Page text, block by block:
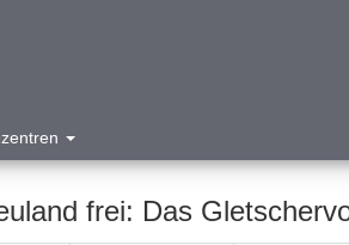
frei: Das